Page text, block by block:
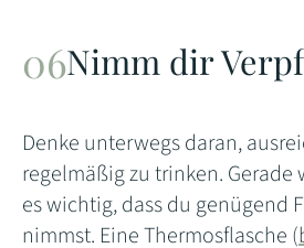
Nimm dir
Denke unterwegs daran,
regelmäßig zu trinken.
es wichtig, dass du genügend
nimmst. Eine Thermosflasche (